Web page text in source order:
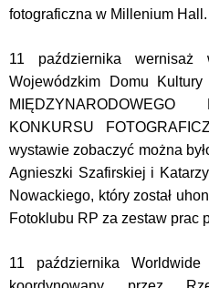
fotograficzna w Millenium Hall.
11 października wernisaż
Wojewódzkim Domu
MIĘDZYNARODOWEGO
KONKURSU
wystawie zobaczyć można
Agnieszki Szafirskiej i
Nowackiego, który został
Fotoklubu RP za zestaw prac
11 października